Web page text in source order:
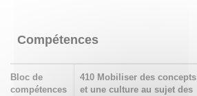
Compétences
Bloc de
compétences
410 Mobiliser des concepts
et une culture au sujet des